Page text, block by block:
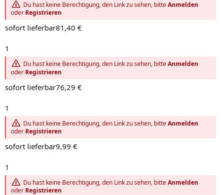
Du hast keine Berechtigung, den Link zu sehen, bitteAnmelden
oder Registrieren
sofort lieferbar81,40 €
1
Du hast keine Berechtigung, den Link zu sehen, bitteAnmelden
oder Registrieren
sofort lieferbar76,29 €
1
Du hast keine Berechtigung, den Link zu sehen, bitteAnmelden
oder Registrieren
sofort lieferbar9,99 €
1
Du hast keine Berechtigung, den Link zu sehen, bitteAnmelden
oder Registrieren